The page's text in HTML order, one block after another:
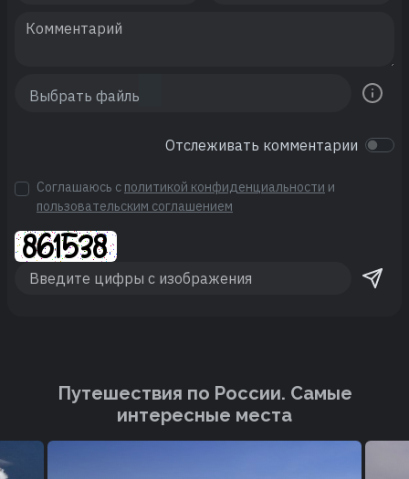
Отслеживать комментарии
Соглашаюсь с политикой конфиденциальности и
пользовательским соглашением
Путешествия по России. Cамые
интересные места